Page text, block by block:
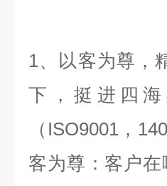
1、以客为尊，
下，挺进四
（ISO9001，
客为尊：客户